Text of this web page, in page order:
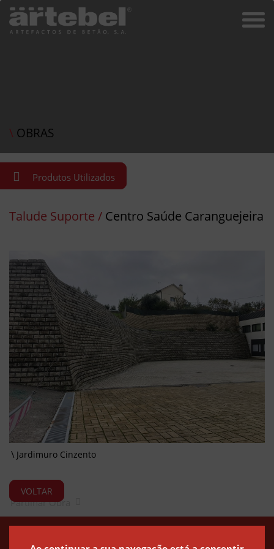
\ OBRAS
Produtos Utilizados
Talude Suporte / Centro Saúde Caranguejeira
Jardimuro Cinzento
VOLTAR
Partilhar Obra